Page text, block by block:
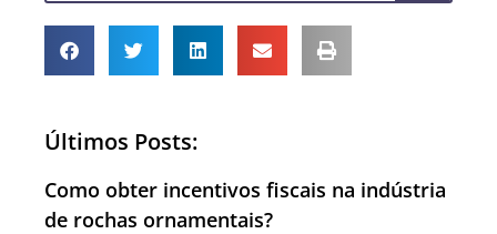
Últimos Posts:
Como obter incentivos fiscais na indústria
de rochas ornamentais?